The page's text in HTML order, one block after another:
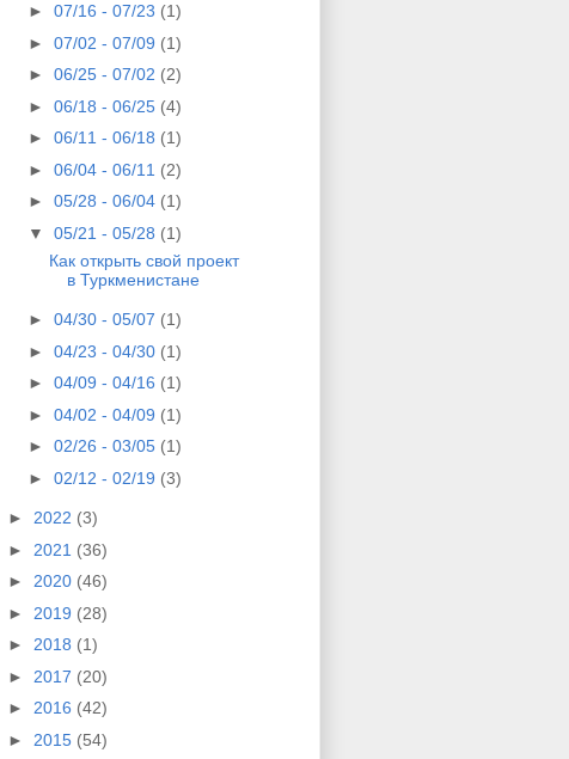
► 07/16 - 07/23 (1)
► 07/02 - 07/09 (1)
► 06/25 - 07/02 (2)
► 06/18 - 06/25 (4)
► 06/11 - 06/18 (1)
► 06/04 - 06/11 (2)
► 05/28 - 06/04 (1)
▼ 05/21 - 05/28 (1)
Как открыть свой проект
в Туркменистане
► 04/30 - 05/07 (1)
► 04/23 - 04/30 (1)
► 04/09 - 04/16 (1)
► 04/02 - 04/09 (1)
► 02/26 - 03/05 (1)
► 02/12 - 02/19 (3)
► 2022 (3)
► 2021 (36)
► 2020 (46)
► 2019 (28)
► 2018 (1)
► 2017 (20)
► 2016 (42)
► 2015 (54)